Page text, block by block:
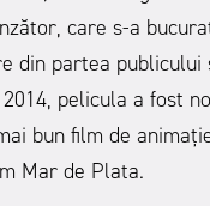
care s-a
din partea publicului
pelicula a fost
bun film de
Mar de Plata.